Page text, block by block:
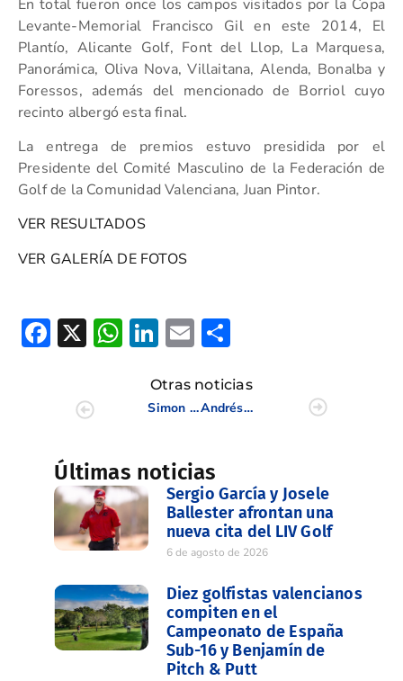
En total fueron once los campos visitados por la Copa
Levante-Memorial Francisco Gil en este 2014, El
Plantío, Alicante Golf, Font del Llop, La Marquesa,
Panorámica, Oliva Nova, Villaitana, Alenda, Bonalba y
Foressos, además del mencionado de Borriol cuyo
recinto albergó esta final.
La entrega de premios estuvo presidida por el
Presidente del Comité Masculino de la Federación de
Golf de la Comunidad Valenciana, Juan Pintor.
VER RESULTADOS
VER GALERÍA DE FOTOS
Facebook
X WhatsApp
LinkedIn
Email
Otras noticias
Simon Foster y Emilio Rodríguez se adueñan del Campeonato Dobles de Profesionales de la CV
Andrés Torrubia galardonado como Greenkeeper de Honor en el XXXVI Congreso de la Asociación Española de Greenkeepers
Últimas noticias
Sergio García y Josele
Ballester afrontan una
nueva cita del LIV Golf
6 de agosto de 2026
Diez golfistas valencianos
compiten en el
Campeonato de España
Sub-16 y Benjamín de
Pitch & Putt